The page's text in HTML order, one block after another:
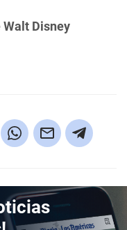
Walt Disney